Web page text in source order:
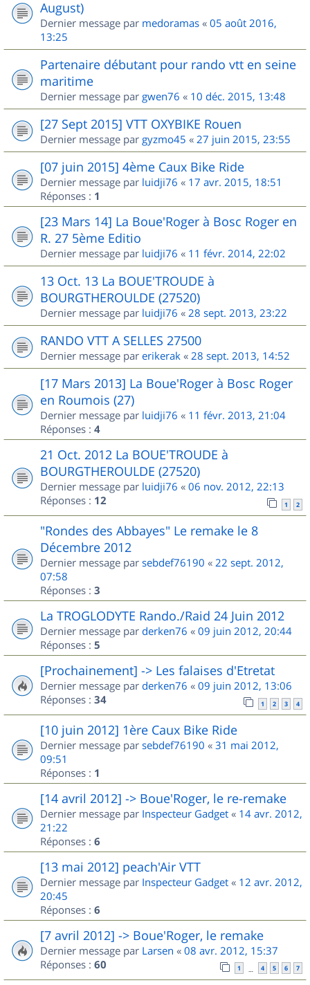
August)
Dernier message par medoramas « 05 août 2016,
13:25
Partenaire débutant pour rando vtt en seine
maritime
Dernier message par gwen76 « 10 déc. 2015, 13:48
[27 Sept 2015] VTT OXYBIKE Rouen
Dernier message par gyzmo45 « 27 juin 2015, 23:55
[07 juin 2015] 4ème Caux Bike Ride
Dernier message par luidji76 « 17 avr. 2015, 18:51
Réponses : 1
[23 Mars 14] La Boue'Roger à Bosc Roger en
R. 27 5ème Editio
Dernier message par luidji76 « 11 févr. 2014, 22:02
13 Oct. 13 La BOUE'TROUDE à
BOURGTHEROULDE (27520)
Dernier message par luidji76 « 28 sept. 2013, 23:22
RANDO VTT A SELLES 27500
Dernier message par erikerak « 28 sept. 2013, 14:52
[17 Mars 2013] La Boue'Roger à Bosc Roger
en Roumois (27)
Dernier message par luidji76 « 11 févr. 2013, 21:04
Réponses : 4
21 Oct. 2012 La BOUE'TROUDE à
BOURGTHEROULDE (27520)
Dernier message par luidji76 « 06 nov. 2012, 22:13
Réponses : 12 1 2
"Rondes des Abbayes" Le remake le 8
Décembre 2012
Dernier message par sebdef76190 « 22 sept. 2012,
07:58
Réponses : 3
La TROGLODYTE Rando./Raid 24 Juin 2012
Dernier message par derken76 « 09 juin 2012, 20:44
Réponses : 5
[Prochainement] -> Les falaises d'Etretat
Dernier message par derken76 « 09 juin 2012, 13:06
Réponses : 34 1 2 3 4
[10 juin 2012] 1ère Caux Bike Ride
Dernier message par sebdef76190 « 31 mai 2012,
09:51
Réponses : 1
[14 avril 2012] -> Boue'Roger, le re-remake
Dernier message par Inspecteur Gadget « 14 avr. 2012,
21:22
Réponses : 6
[13 mai 2012] peach'Air VTT
Dernier message par Inspecteur Gadget « 12 avr. 2012,
20:45
Réponses : 6
[7 avril 2012] -> Boue'Roger, le remake
Dernier message par Larsen « 08 avr. 2012, 15:37
Réponses : 60 1 … 4 5 6 7